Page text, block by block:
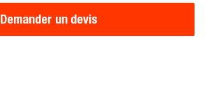
Demander un devis